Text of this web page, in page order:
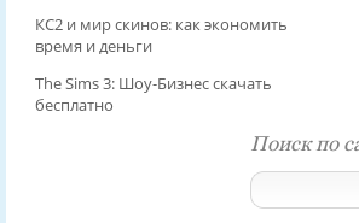
КС2 и мир скинов: как экономить
время и деньги
The Sims 3: Шоу-Бизнес скачать
бесплатно
Поиск по